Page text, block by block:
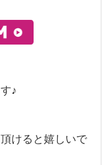
♪
けると嬉しいで